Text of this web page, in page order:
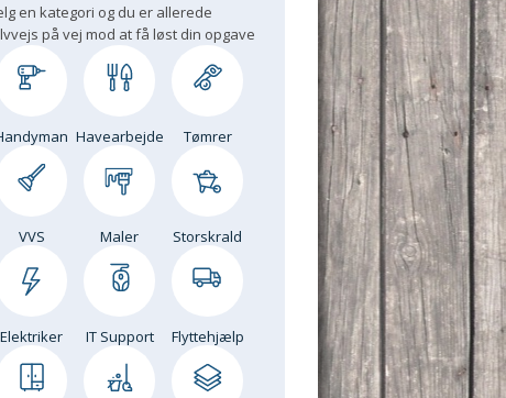
en kategori og du er allerede
på vej mod at få løst din opgave
Havearbejde Tømrer
VVS Maler Storskrald
Elektriker IT Support Flyttehjælp